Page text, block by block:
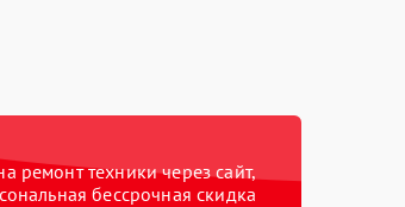
ремонт техники через сайт,
бессрочная скидка